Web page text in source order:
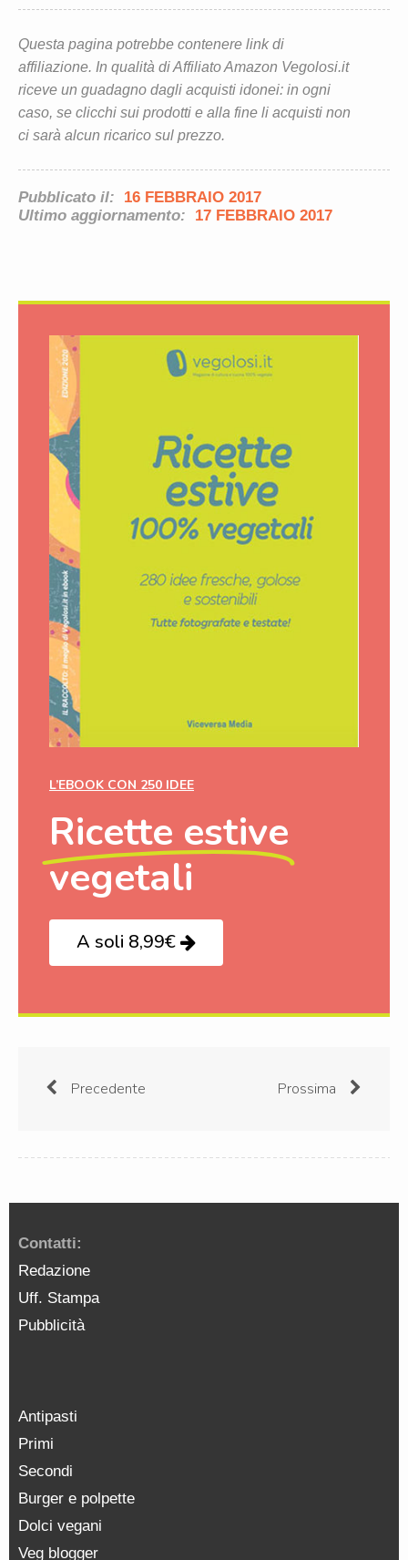
Questa pagina potrebbe contenere link di
affiliazione. In qualità di Affiliato Amazon Vegolosi.it
riceve un guadagno dagli acquisti idonei: in ogni
caso, se clicchi sui prodotti e alla fine li acquisti non
ci sarà alcun ricarico sul prezzo.
Pubblicato il:
16 FEBBRAIO 2017
Ultimo aggiornamento:
17 FEBBRAIO 2017
L’EBOOK CON 250 IDEE
Ricette estive
vegetali
A soli 8,99€
Precedente Prossima
Contatti:
Redazione
Uff. Stampa
Pubblicità
Antipasti
Primi
Secondi
Burger e polpette
Dolci vegani
Veg blogger